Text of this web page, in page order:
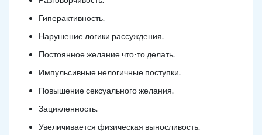
Гиперактивность.
Нарушение логики рассуждения.
Постоянное желание что-то делать.
Импульсивные нелогичные поступки.
Повышение сексуального желания.
Зацикленность.
Увеличивается физическая выносливость.